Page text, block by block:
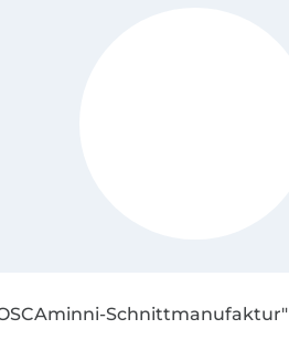
Schnittmanufaktur"